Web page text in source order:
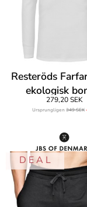
Resteröds
ekologisk
279,20 SEK
Ursprungligen349 SEK
D E A L